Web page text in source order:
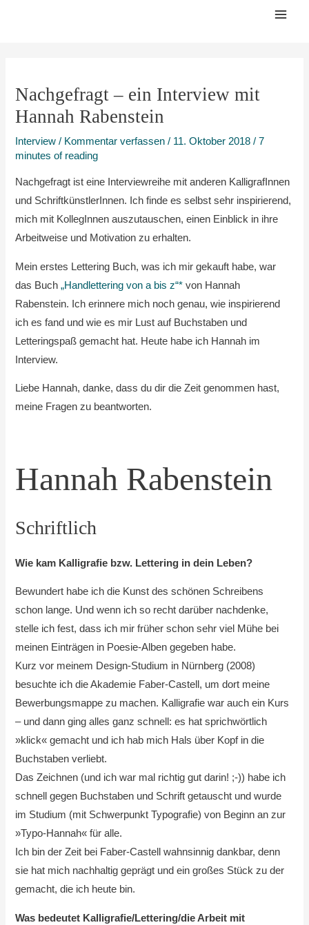
Nachgefragt – ein Interview mit
Hannah Rabenstein
Interview / Kommentar verfassen / 11. Oktober 2018/7
minutes of reading
Nachgefragt ist eine Interviewreihe mit anderen KalligrafInnen
und SchriftkünstlerInnen. Ich finde es selbst sehr inspirierend,
mich mit KollegInnen auszutauschen, einen Einblick in ihre
Arbeitweise und Motivation zu erhalten.
Mein erstes Lettering Buch, was ich mir gekauft habe, war
das Buch„Handlettering von a bis z“* von Hannah
Rabenstein. Ich erinnere mich noch genau, wie inspirierend
ich es fand und wie es mir Lust auf Buchstaben und
Letteringspaß gemacht hat. Heute habe ich Hannah im
Interview.
Liebe Hannah, danke, dass du dir die Zeit genommen hast,
meine Fragen zu beantworten.
Hannah Rabenstein
Schriftlich
Wie kam Kalligrafie bzw. Lettering in dein Leben?
Bewundert habe ich die Kunst des schönen Schreibens
schon lange. Und wenn ich so recht darüber nachdenke,
stelle ich fest, dass ich mir früher schon sehr viel Mühe bei
meinen Einträgen in Poesie-Alben gegeben habe.
Kurz vor meinem Design-Studium in Nürnberg (2008)
besuchte ich die Akademie Faber-Castell, um dort meine
Bewerbungsmappe zu machen. Kalligrafie war auch ein Kurs
– und dann ging alles ganz schnell: es hat sprichwörtlich
»klick« gemacht und ich hab mich Hals über Kopf in die
Buchstaben verliebt.
Das Zeichnen (und ich war mal richtig gut darin! ;-)) habe ich
schnell gegen Buchstaben und Schrift getauscht und wurde
im Studium (mit Schwerpunkt Typografie) von Beginn an zur
»Typo-Hannah« für alle.
Ich bin der Zeit bei Faber-Castell wahnsinnig dankbar, denn
sie hat mich nachhaltig geprägt und ein großes Stück zu der
gemacht, die ich heute bin.
Was bedeutet Kalligrafie/Lettering/die Arbeit mit